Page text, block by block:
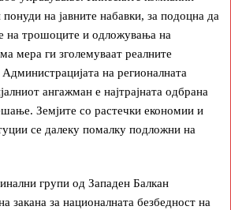
понуди на јавните набавки, за подоцна да
на трошоците и одложувања на
мера ги зголемуваат реалните
на регионалната
ангажман е најтрајната одбрана
Земјите со растечки економии и
се далеку помалку подложни на
групи од Западен Балкан
закана за националната безбедност на